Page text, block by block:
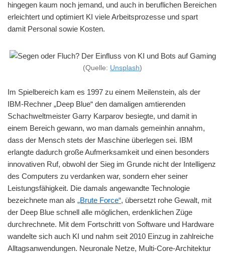
hingegen kaum noch jemand, und auch in beruflichen Bereichen
erleichtert und optimiert KI viele Arbeitsprozesse und spart
damit Personal sowie Kosten.
(Quelle: Unsplash)
Im Spielbereich kam es 1997 zu einem Meilenstein, als der
IBM-Rechner „Deep Blue“ den damaligen amtierenden
Schachweltmeister Garry Karparov besiegte, und damit in
einem Bereich gewann, wo man damals gemeinhin annahm,
dass der Mensch stets der Maschine überlegen sei. IBM
erlangte dadurch große Aufmerksamkeit und einen besonders
innovativen Ruf, obwohl der Sieg im Grunde nicht der Intelligenz
des Computers zu verdanken war, sondern eher seiner
Leistungsfähigkeit. Die damals angewandte Technologie
bezeichnete man als „Brute Force“, übersetzt rohe Gewalt, mit
der Deep Blue schnell alle möglichen, erdenklichen Züge
durchrechnete. Mit dem Fortschritt von Software und Hardware
wandelte sich auch KI und nahm seit 2010 Einzug in zahlreiche
Alltagsanwendungen. Neuronale Netze, Multi-Core-Architektur